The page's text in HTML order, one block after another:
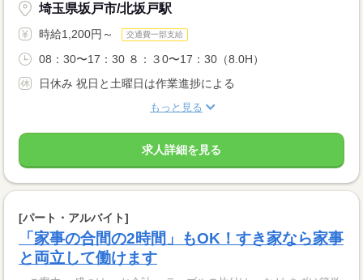
埼玉県坂戸市/北坂戸駅
時給1,200円～ 交通費一部支給
08：30〜17：30 ８：３0〜17：30（8.0H）
日休み 祝日と土曜日は作業進捗による
もっと見る
求人詳細を見る
[パート・アルバイト]
「家事の合間の2時間」もOK！すき家なら家事
と両立して働けます